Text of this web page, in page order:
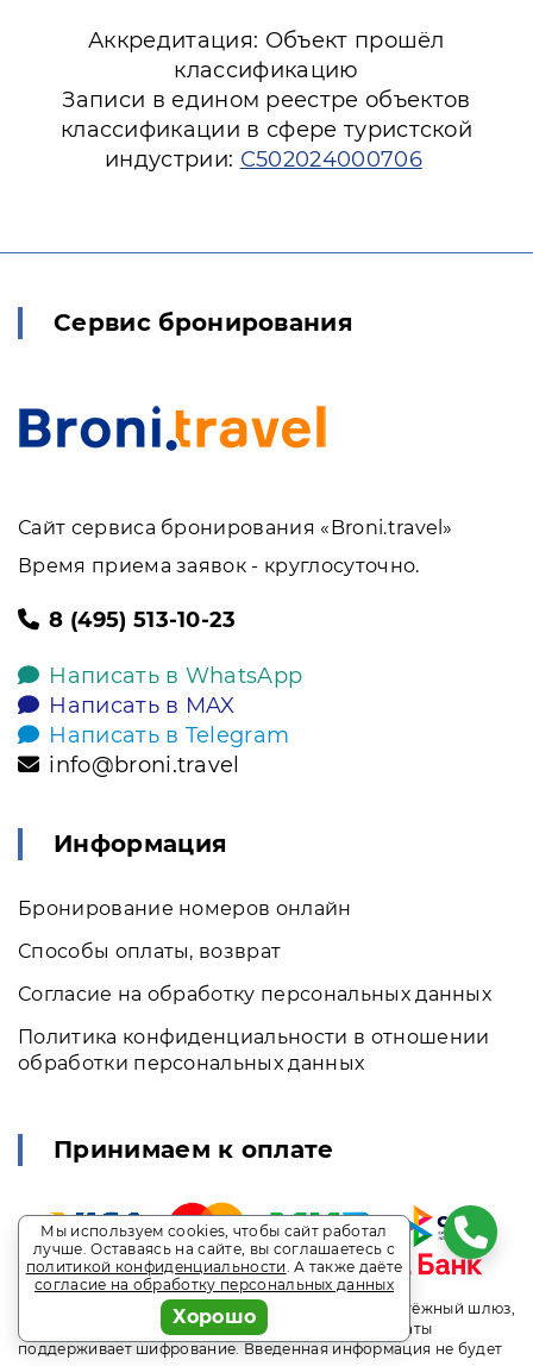
Аккредитация: Объект прошёл
классификацию
Записи в едином реестре объектов
классификации в сфере туристской
индустрии: С502024000706
Сервис бронирования
Сайт сервиса бронирования «Broni.travel»
Время приема заявок - круглосуточно.
8 (495) 513-10-23
Написать в WhatsApp
Написать в MAX
Написать в Telegram
info@broni.travel
Информация
Бронирование номеров онлайн
Способы оплаты, возврат
Согласие на обработку персональных данных
Политика конфиденциальности в отношении
обработки персональных данных
Принимаем к оплате
Безопасность онлайн-платежей гарантирует платёжный шлюз,
через который происходит оплата. Страница оплаты
поддерживает шифрование. Введенная информация не будет
Мы используем cookies, чтобы сайт работал
лучше. Оставаясь на сайте, вы соглашаетесь с
политикой конфиденциальности. А также даёте
согласие на обработку персональных данных
Хорошо